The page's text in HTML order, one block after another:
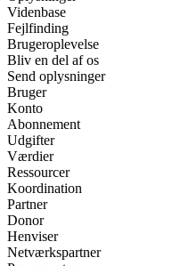
Videnbase
Fejlfinding
Brugeroplevelse
Bliv en del af os
Send oplysninger
Bruger
Konto
Abonnement
Udgifter
Værdier
Ressourcer
Koordination
Partner
Donor
Henviser
Netværkspartner